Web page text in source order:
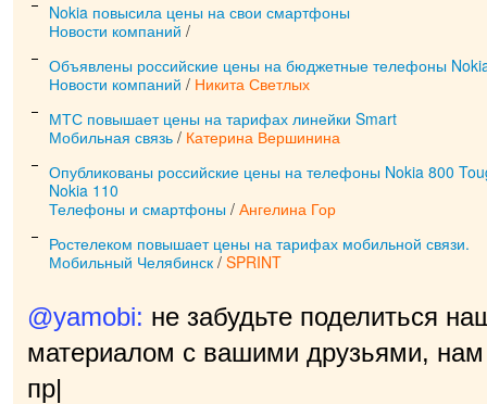
Nokia повысила цены на свои смартфоны
Новости компаний /
Объявлены российские цены на бюджетные телефоны
Новости компаний / Никита Светлых
МТС повышает цены на тарифах линейки Smart
Мобильная связь / Катерина Вершинина
Опубликованы российские цены на телефоны Nokia 800
Nokia 110
Телефоны и смартфоны / Ангелина Гор
Ростелеком повышает цены на тарифах мобильной связи.
Мобильный Челябинск / SPRINT
@yamobi: не забудьте поделиться
материалом с вашими друзьями, нам
приятн